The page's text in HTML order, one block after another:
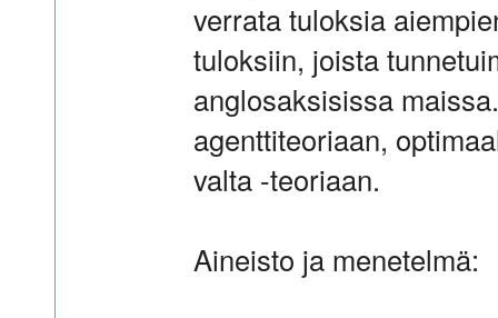
verrata tuloksia
tuloksiin, joista
anglosaksisissa
agenttiteoriaan,
valta -teoriaan.
Aineisto ja menetelmä: